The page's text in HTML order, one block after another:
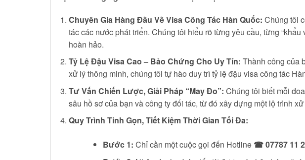
Chuyên Gia Hàng Đầu Về Visa Công Tác Hàn Quốc: Chúng tôi
tác các nước phát triển. Chúng tôi hiểu rõ từng yêu cầu, từng
hoàn hảo.
Tỷ Lệ Đậu Visa Cao – Bảo Chứng Cho Uy Tín: Thành công của
xử lý thông minh, chúng tôi tự hào duy trì tỷ lệ đậu visa công tác
Tư Vấn Chiến Lược, Giải Pháp “May Đo”: Chúng tôi biết mỗi
sâu hồ sơ của bạn và công ty đối tác, từ đó xây dựng một lộ trình
Quy Trình Tinh Gọn, Tiết Kiệm Thời Gian Tối Đa:
Bước 1: Chỉ cần một cuộc gọi đến Hotline ☎ 07787 11